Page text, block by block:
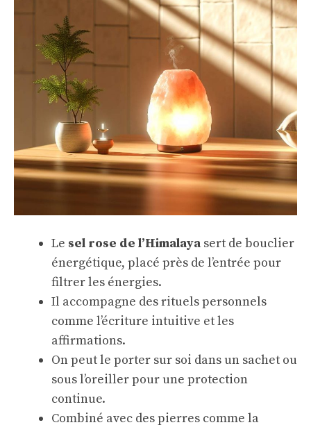
Le sel rose de l’Himalaya sert de bouclier
énergétique, placé près de l’entrée pour
filtrer les énergies.
Il accompagne des rituels personnels
comme l’écriture intuitive et les
affirmations.
On peut le porter sur soi dans un sachet ou
sous l’oreiller pour une protection
continue.
Combiné avec des pierres comme la